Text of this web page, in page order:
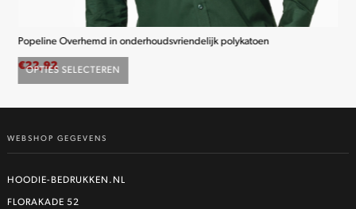
OPTIES SELECTEREN
product
meerdere
Deze
optie
Popeline Overhemd in onderhoudsvriendelijk polykatoen
€22,92
WEBSHOP GEGEVENS
HOODIE-BEDRUKKEN.NL
FLORAKADE 52